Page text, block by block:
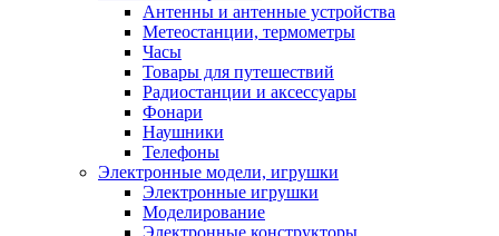
Антенны и антенные устройства
Метеостанции, термометры
Часы
Товары для путешествий
Радиостанции и аксессуары
Фонари
Наушники
Телефоны
Электронные модели, игрушки
Электронные игрушки
Моделирование
Электронные конструкторы